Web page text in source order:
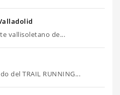
vallisoletano de...
del TRAIL RUNNING...